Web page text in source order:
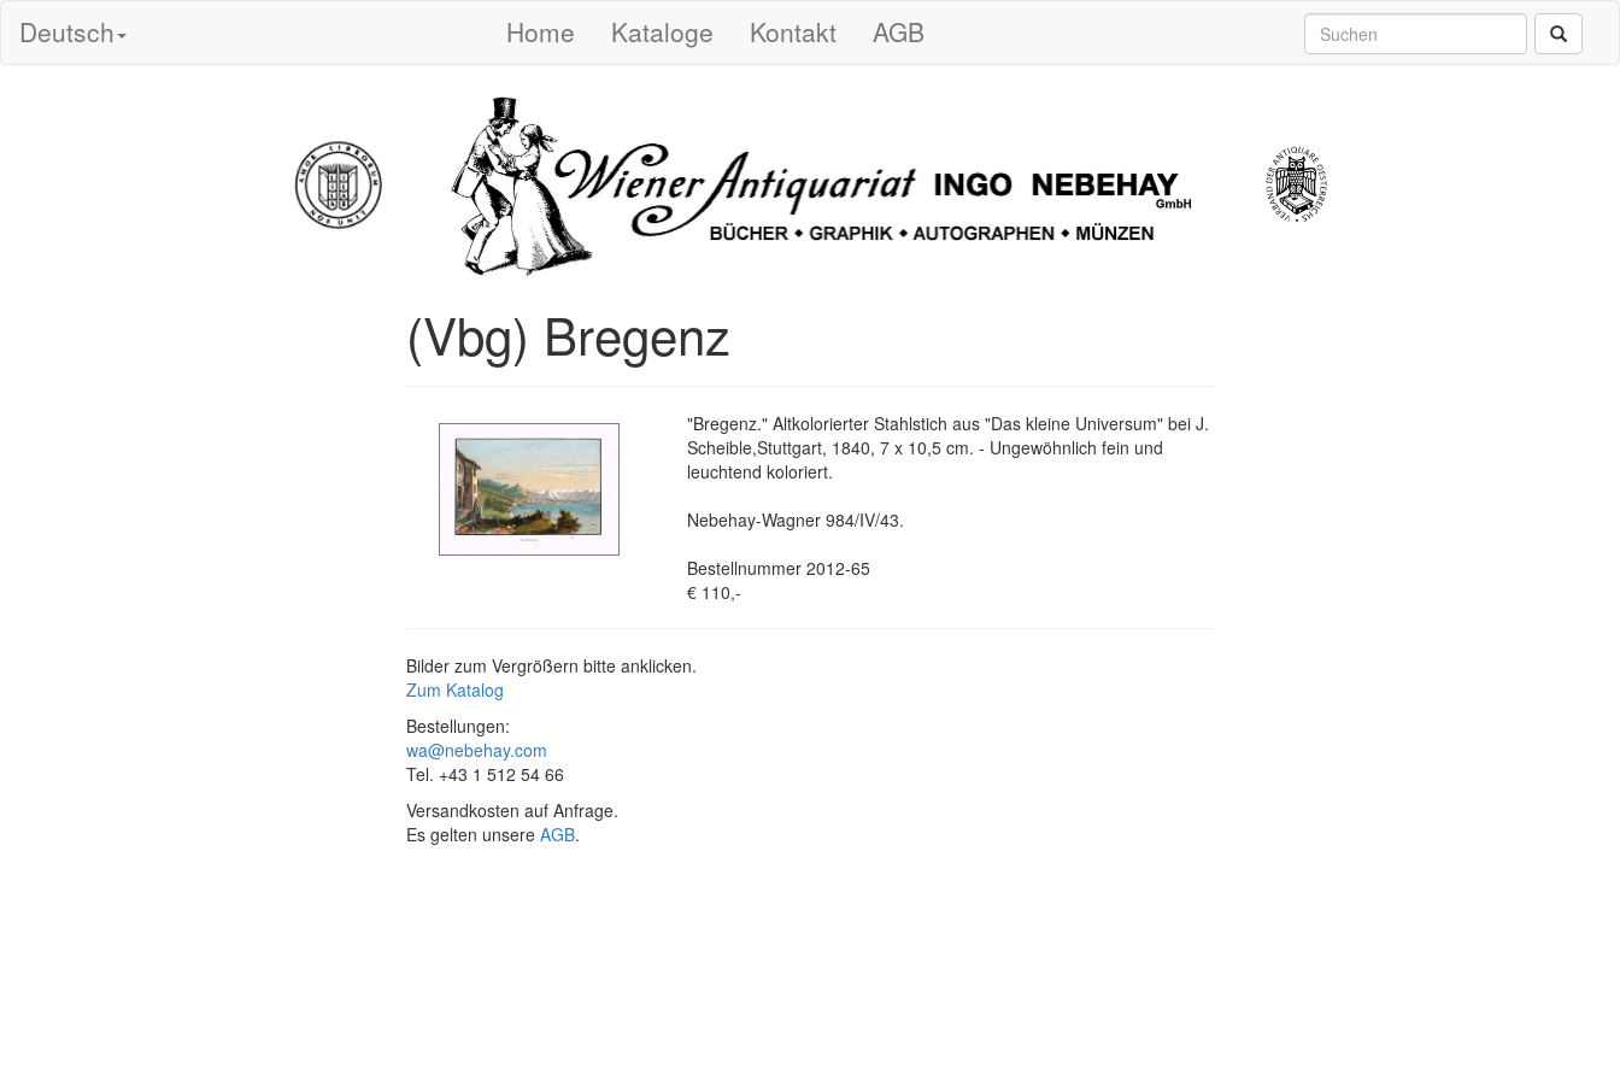
Deutsch Home Kataloge Kontakt AGB
(Vbg) Bregenz
"Bregenz." Altkolorierter Stahlstich aus "Das kleine Universum" bei J.
Scheible,Stuttgart, 1840, 7 x 10,5 cm. - Ungewöhnlich fein und
leuchtend koloriert.
Nebehay-Wagner 984/IV/43.
Bestellnummer 2012-65
€ 110,-
Bilder zum Vergrößern bitte anklicken.
Zum Katalog
Bestellungen:
wa@nebehay.com
Tel. +43 1 512 54 66
Versandkosten auf Anfrage.
Es gelten unsere AGB.